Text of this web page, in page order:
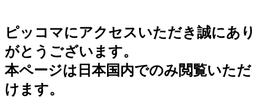
ピッコマにアクセスいただき誠にあり
がとうございます。
本ページは日本国内でのみ閲覧いただ
けます。